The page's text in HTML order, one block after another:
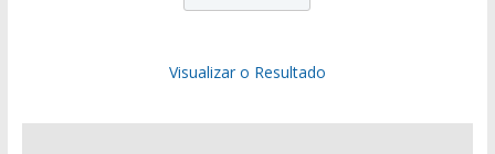
Visualizar o Resultado